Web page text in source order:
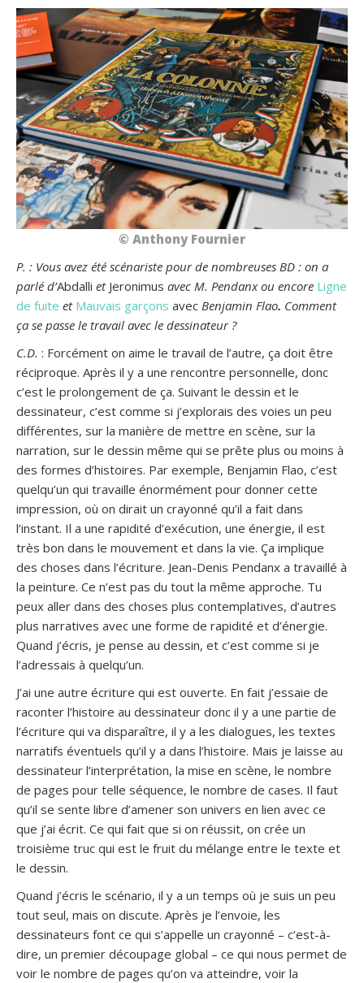
© Anthony Fournier
P. : Vous avez été scénariste pour de nombreuses BD : on a
parlé d’Abdalli et Jeronimus avec M. Pendanx ou encore Ligne
de fuite et Mauvais garçons avec Benjamin Flao. Comment
ça se passe le travail avec le dessinateur ?
C.D. : Forcément on aime le travail de l’autre, ça doit être
réciproque. Après il y a une rencontre personnelle, donc
c’est le prolongement de ça. Suivant le dessin et le
dessinateur, c’est comme si j’explorais des voies un peu
différentes, sur la manière de mettre en scène, sur la
narration, sur le dessin même qui se prête plus ou moins à
des formes d’histoires. Par exemple, Benjamin Flao, c’est
quelqu’un qui travaille énormément pour donner cette
impression, où on dirait un crayonné qu’il a fait dans
l’instant. Il a une rapidité d’exécution, une énergie, il est
très bon dans le mouvement et dans la vie. Ça implique
des choses dans l’écriture. Jean-Denis Pendanx a travaillé à
la peinture. Ce n’est pas du tout la même approche. Tu
peux aller dans des choses plus contemplatives, d’autres
plus narratives avec une forme de rapidité et d’énergie.
Quand j’écris, je pense au dessin, et c’est comme si je
l’adressais à quelqu’un.
J’ai une autre écriture qui est ouverte. En fait j’essaie de
raconter l’histoire au dessinateur donc il y a une partie de
l’écriture qui va disparaître, il y a les dialogues, les textes
narratifs éventuels qu’il y a dans l’histoire. Mais je laisse au
dessinateur l’interprétation, la mise en scène, le nombre
de pages pour telle séquence, le nombre de cases. Il faut
qu’il se sente libre d’amener son univers en lien avec ce
que j’ai écrit. Ce qui fait que si on réussit, on crée un
troisième truc qui est le fruit du mélange entre le texte et
le dessin.
Quand j’écris le scénario, il y a un temps où je suis un peu
tout seul, mais on discute. Après je l’envoie, les
dessinateurs font ce qui s’appelle un crayonné – c’est-à-
dire, un premier découpage global – ce qui nous permet de
voir le nombre de pages qu’on va atteindre, voir la